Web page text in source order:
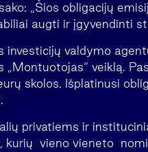
„Šios obligacijų
augti ir įgyvendinti
investicijų valdymo
„Montuotojas“ veiklą.
skolos. Išplatinusi
privatiems ir
kurių vieno vieneto